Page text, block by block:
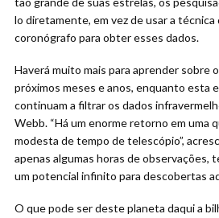
lo diretamente, em vez de usar a
coronógrafo para obter esses dados.
Haverá muito mais para aprender sobre
próximos meses e anos, enquanto esta
continuam a filtrar os dados
Webb. “Há um enorme retorno em uma
modesta de tempo de telescópio”,
apenas algumas horas de observações,
um potencial infinito para descobertas
O que pode ser deste planeta daqui a